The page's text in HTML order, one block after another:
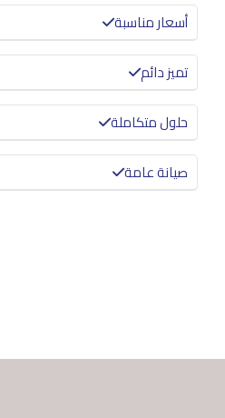
أسعار مناسبة
تميز دائم
حلول متكاملة
صيانة عامة